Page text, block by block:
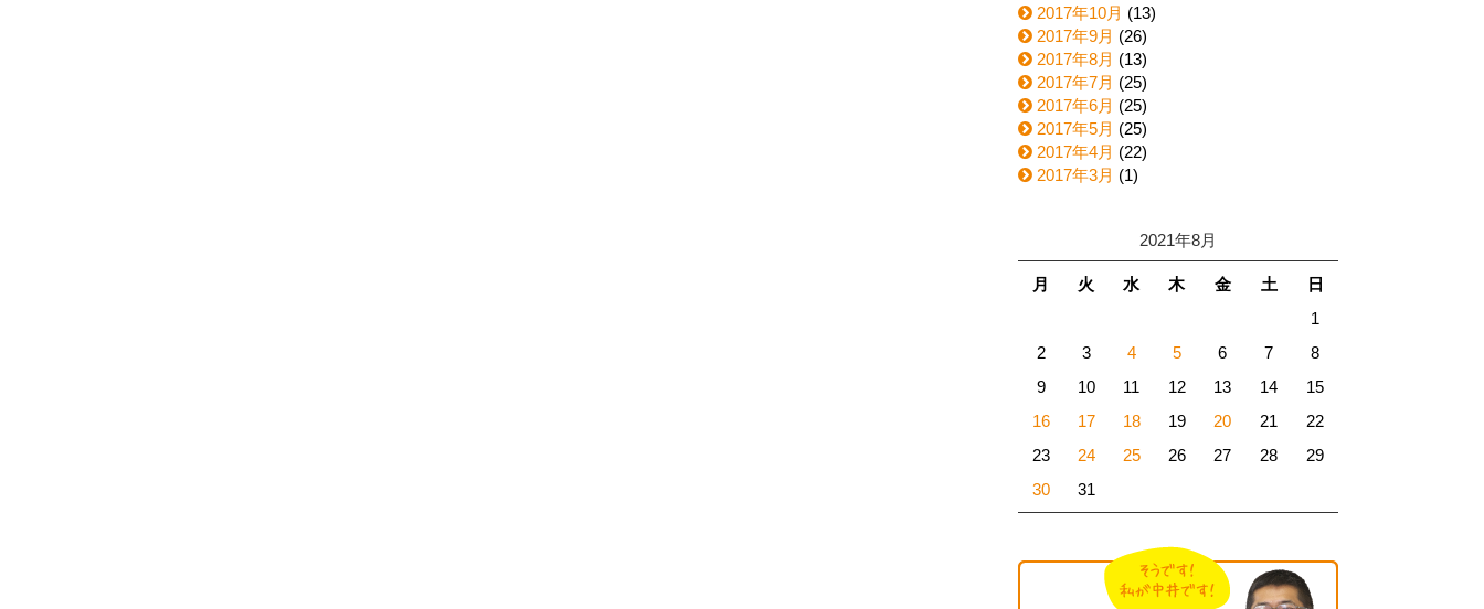
2017年10月 (13)
2017年9月 (26)
2017年8月 (13)
2017年7月 (25)
2017年6月 (25)
2017年5月 (25)
2017年4月 (22)
2017年3月 (1)
2021年8月
月 火 水 木 金 土
日
1
2
3 4 5 6 7
8
9
10 11 12 13 14
15
16
17 18 19 20 21
22
23
24 25 26 27 28
29
30
31